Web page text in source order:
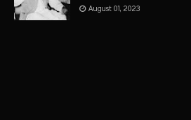
August 01, 2023